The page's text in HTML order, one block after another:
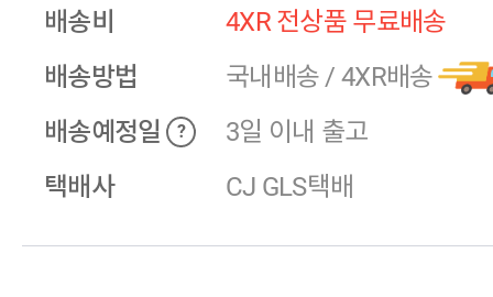
배송비
4XR 전상품 무료배송
배송방법
국내배송 / 4XR배송
배송예정일
?
3일 이내 출고
택배사
CJ GLS택배